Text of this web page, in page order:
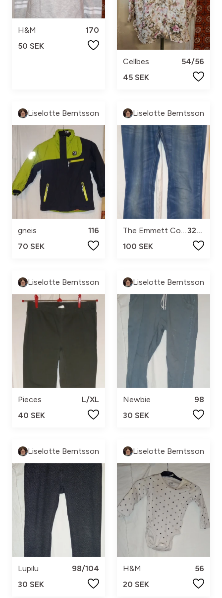
H&M
170
50 SEK
Cellbes
54/56
45 SEK
Liselotte Berntsson
gneis
116
70 SEK
Liselotte Berntsson
32/32
100 SEK
Liselotte Berntsson
Pieces
L/XL
40 SEK
Liselotte Berntsson
Newbie
98
30 SEK
Liselotte Berntsson
Lupilu
98/104
30 SEK
Liselotte Berntsson
H&M
56
20 SEK